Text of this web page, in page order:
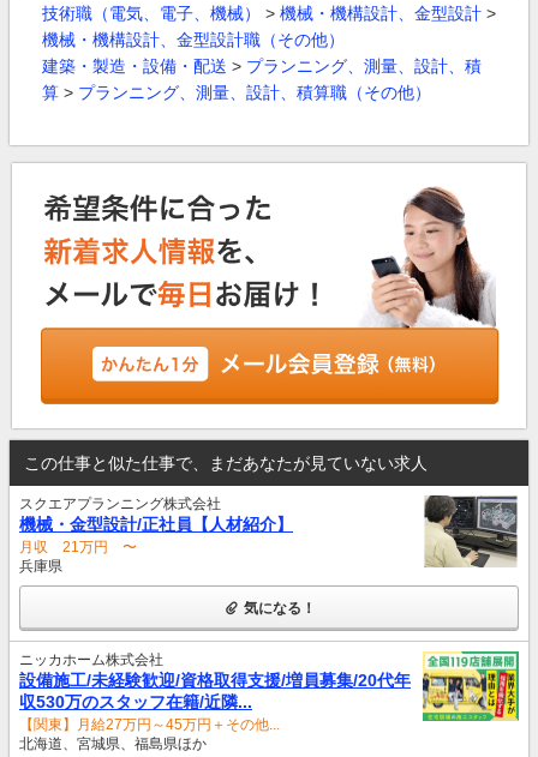
技術職（電気、電子、機械） > 機械・機構設計、金型設計 >
機械・機構設計、金型設計職（その他）
建築・製造・設備・配送 > プランニング、測量、設計、積
算 > プランニング、測量、設計、積算職（その他）
この仕事と似た仕事で、まだあなたが見ていない求人
スクエアプランニング株式会社
機械・金型設計/正社員【人材紹介】
月収 21万円 〜
兵庫県
気になる！
ニッカホーム株式会社
設備施工/未経験歓迎/資格取得支援/増員募集/20代年
収530万のスタッフ在籍/近隣...
【関東】月給27万円～45万円＋その他...
北海道、宮城県、福島県ほか